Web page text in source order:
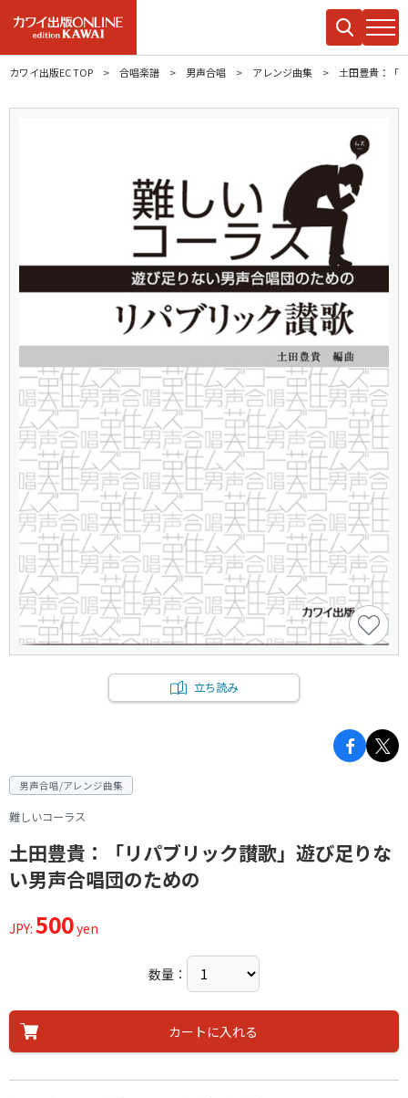
カワイ出版EC TOP 合唱楽譜 男声合唱 アレンジ曲集 土田豊貴：「
立ち読み
男声合唱/アレンジ曲集
難しいコーラス
土田豊貴：「リパブリック讃歌」遊び足りな
い男声合唱団のための
JPY: 500yen
数量：
カートに入れる